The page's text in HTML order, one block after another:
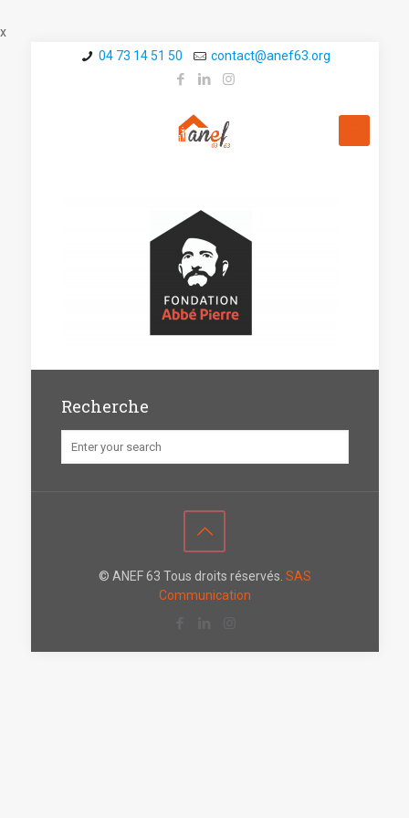
x
04 73 14 51 50
contact@a­nef63.org
Recherche
© ANEF 63 Tous droits réservés. SAS
Communication